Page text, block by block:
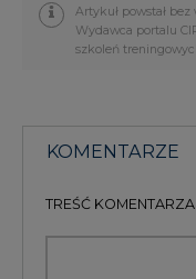
Artykuł powstał
Wydawca portalu
szkoleń
KOMENTARZE
TREŚĆ KOMENTARZA